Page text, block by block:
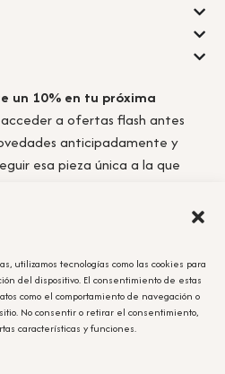
utilizamos tecnologías como las cookies para
del dispositivo. El consentimiento de estas
como el comportamiento de navegación o
No consentir o retirar el consentimiento,
características y funciones.
un 10% en tu próxima
a ofertas flash antes
anticipadamente y
esa pieza única a la que
el cupón